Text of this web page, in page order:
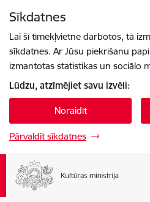
Sīkdatnes
Lai šī tīmekļvietne darbotos, tā
sīkdatnes. Ar Jūsu piekrišanu
izmantotas statistikas un sociālo
Lūdzu, atzīmējiet savu izvēli:
Noraidīt
Pārvaldīt sīkdatnes